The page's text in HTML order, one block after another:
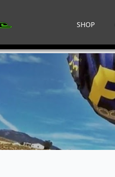
SHOP